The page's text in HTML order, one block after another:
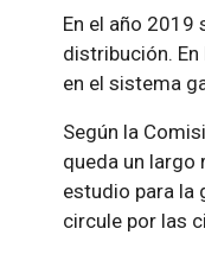
En el año 2019
distribución.
en el sistema
Según la
queda un
estudio para la
circule por las